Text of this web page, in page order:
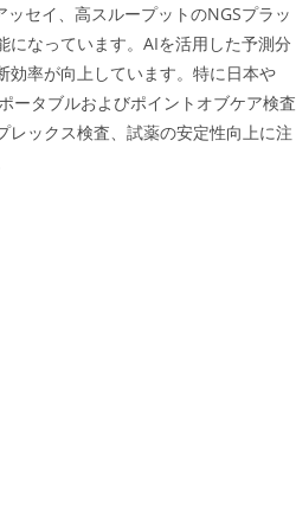
セイ、高スループットのNGSプラッ
になっています。AIを活用した予測分
効率が向上しています。特に日本や
ータブルおよびポイントオブケア検査
ックス検査、試薬の安定性向上に注